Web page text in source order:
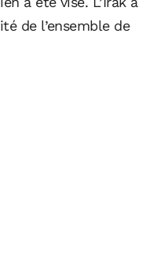
de l’ensemble de